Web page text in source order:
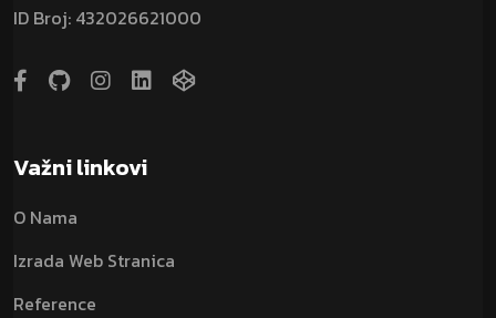
ID Broj: 432026621000
Važni linkovi
O Nama
Izrada Web Stranica
Reference